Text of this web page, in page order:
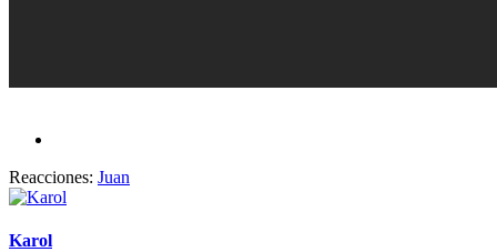
Reacciones: Juan
Karol